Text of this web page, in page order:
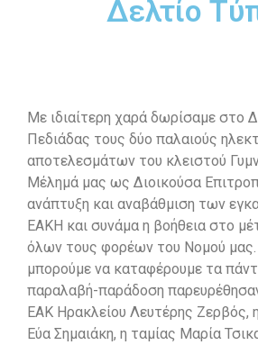
Δελτίο
Με ιδιαίτερη χαρά δωρίσαμε στο
Πεδιάδας τους δύο παλαιούς
αποτελεσμάτων του κλειστού
Μέλημά μας ως Διοικούσα
ανάπτυξη και αναβάθμιση των
ΕΑΚΗ και συνάμα η βοήθεια στο
όλων τους φορέων του Νομού μας.
μπορούμε να καταφέρουμε τα
παραλαβή-παράδοση
ΕΑΚ Ηρακλείου Λευτέρης Ζερβός,
Εύα Σημαιάκη, η ταμίας Μαρία